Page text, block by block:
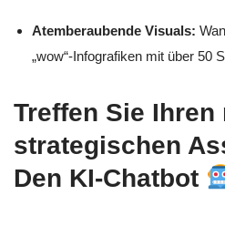
Atemberaubende Visuals:
„wow“-Infografiken mit über 50
Treffen Sie Ihren
strategischen
Den KI-Chatbot